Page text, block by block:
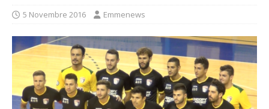
5 Novembre 2016 Emmenews